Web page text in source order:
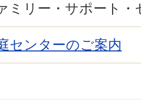
ミリー・サポート・
センターのご案内